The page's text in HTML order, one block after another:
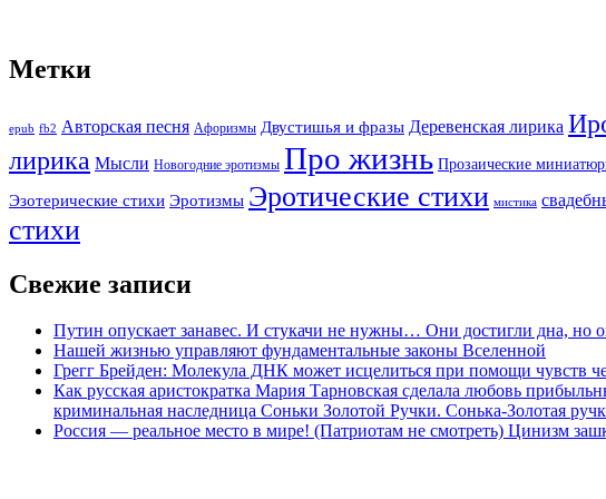
Метки
epub fb2 Авторская песня Афоризмы Двустишья и фразы Деревенская лирика
лирика Мысли Новогодние эротизмы Про жизнь Прозаические
Эзотерические стихи Эротизмы Эротические стихи мистика
стихи
Свежие записи
Путин опускает занавес. И стукачи не нужны… Они достигли дна,
Нашей жизнью управляют фундаментальные законы Вселенной
Грегг Брейден: Молекула ДНК может исцелиться при помощи чувств
Как русская аристократка Мария Тарновская сделала любовь
криминальная наследница Соньки Золотой Ручки. Сонька-Золотая
Россия — реальное место в мире! (Патриотам не смотреть) Цинизм